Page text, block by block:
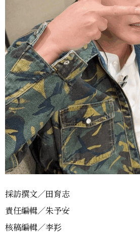
採訪撰文／田育志
責任編輯／朱予安
核稿編輯／李羏